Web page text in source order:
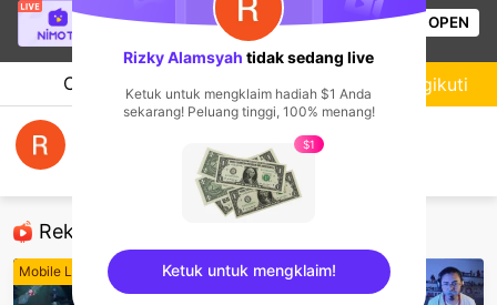
sedang siaran langsung!
Mobile Legends
32 Penonton OPEN
Chat Streamer
Rekomendasi
Mobile Legends Just Chatting
Mengikuti
Rizky Alamsyah tidak sedang live
Ketuk untuk mengklaim hadiah $1 Anda
sekarang! Peluang tinggi, 100% menang!
$1
Ketuk untuk mengklaim!